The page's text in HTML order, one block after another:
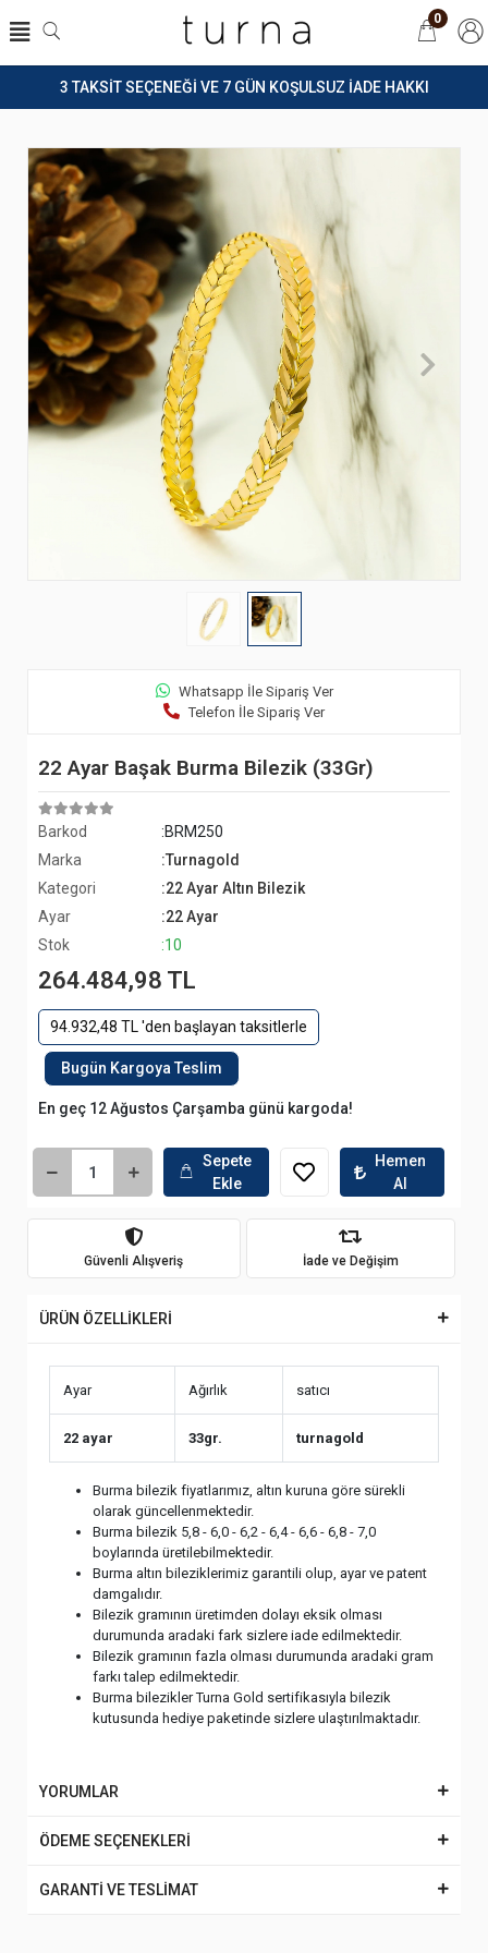
3 TAKSİT SEÇENEĞİ VE 7 GÜN KOŞULSUZ İADE HAKKI
0
Whatsapp İle Sipariş Ver
Telefon İle Sipariş Ver
22 Ayar Başak Burma Bilezik (33Gr)
Barkod
:BRM250
Marka
:Turnagold
Kategori
:22 Ayar Altın Bilezik
Ayar
:22 Ayar
Stok
:10
264.484,98 TL
94.932,48 TL 'den başlayan taksitlerle
Bugün Kargoya Teslim
En geç 12 Ağustos Çarşamba günü kargoda!
Sepete
Ekle
Hemen
Al
Güvenli Alışveriş İade ve Değişim
ÜRÜN ÖZELLİKLERİ
Ayar Ağırlık satıcı
22 ayar 33gr. turnagold
Burma bilezik fiyatlarımız, altın kuruna göre sürekli
olarak güncellenmektedir.
Burma bilezik 5,8 - 6,0 - 6,2 - 6,4 - 6,6 - 6,8 - 7,0
boylarında üretilebilmektedir.
Burma altın bileziklerimiz garantili olup, ayar ve patent
damgalıdır.
Bilezik gramının üretimden dolayı eksik olması
durumunda aradaki fark sizlere iade edilmektedir.
Bilezik gramının fazla olması durumunda aradaki gram
farkı talep edilmektedir.
Burma bilezikler Turna Gold sertifikasıyla bilezik
kutusunda hediye paketinde sizlere ulaştırılmaktadır.
YORUMLAR
ÖDEME SEÇENEKLERİ
GARANTİ VE TESLİMAT